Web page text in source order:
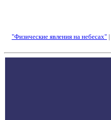
"Физические явления на небесах" |